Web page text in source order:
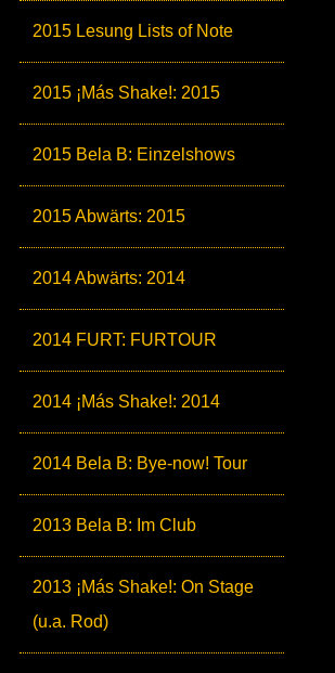
2015 Lesung Lists of Note
2015 ¡Más Shake!: 2015
2015 Bela B: Einzelshows
2015 Abwärts: 2015
2014 Abwärts: 2014
2014 FURT: FURTOUR
2014 ¡Más Shake!: 2014
2014 Bela B: Bye-now! Tour
2013 Bela B: Im Club
2013 ¡Más Shake!: On Stage
(u.a. Rod)